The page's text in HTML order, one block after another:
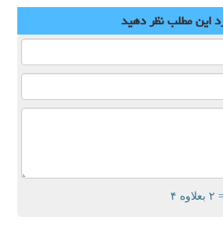
این مطلبنظر دهید
۴